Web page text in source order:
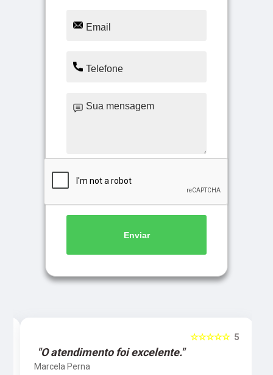
Enviar
5
☆☆☆☆☆
"O atendimento foi excelente."
Marcela Perna